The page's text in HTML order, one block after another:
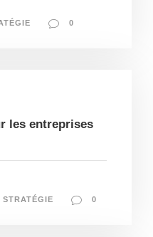
0
les entreprises
STRATÉGIE 0